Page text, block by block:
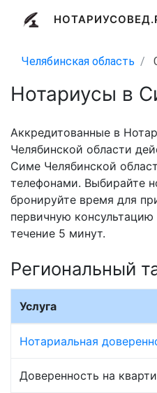
Челябинская область
Нотариусы в
Аккредитованные в
Челябинской области
Симе Челябинской
телефонами. Выбирайте
бронируйте время для
первичную
течение 5 минут.
Региональный
Услуга
Нотариальная
Доверенность на